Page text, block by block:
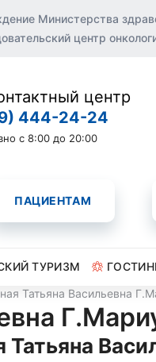
Министерства
центр
центр
444-24-24
с 8:00 до 20:00
ПАЦИЕНТАМ
ТУРИЗМ
Татьяна Васильевна
Татьяна